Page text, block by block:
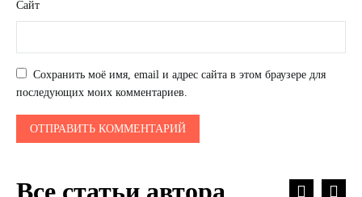
Сайт
Сохранить моё имя, email и адрес сайта в этом браузере для
последующих моих комментариев.